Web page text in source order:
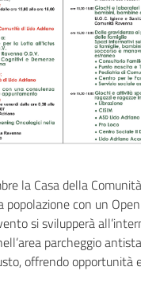
la Casa della
popolazione con un
si svilupperà
parcheggio
offrendo opportunità